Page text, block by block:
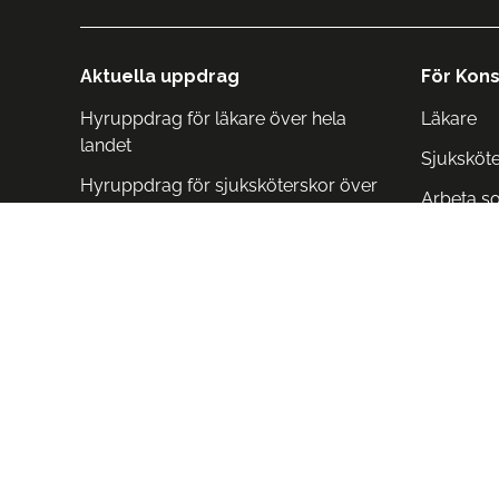
Aktuella uppdrag
Hyruppdrag för läkare över hela
landet
Hyruppdrag för sjuksköterskor över
För
Läkare
Arbeta